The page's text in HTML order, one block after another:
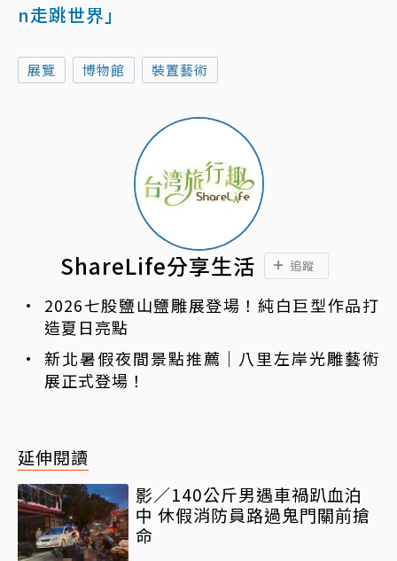
n走跳世界」
展覽 博物館 裝置藝術
ShareLife分享生活 追蹤
2026七股鹽山鹽雕展登場！純白巨型作品打
造夏日亮點
新北暑假夜間景點推薦｜八里左岸光雕藝術
展正式登場！
延伸閱讀
影／140公斤男遇車禍趴血泊
中 休假消防員路過鬼門關前搶
命